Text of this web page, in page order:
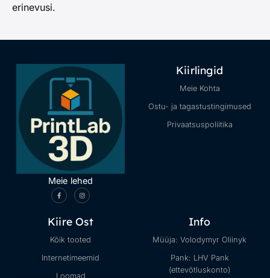
erinevusi.
Meie lehed
Kiirlingid
Meie Kohta
Ostu- ja tagastustingimused
Privaatsuspoliitika
Kiire Ost
Kõik tooted
Internetimeemid
Loomad
Info
Müüja: Volodymyr Oliinyk
Pank: LHV Pank
(ettevõtluskonto)